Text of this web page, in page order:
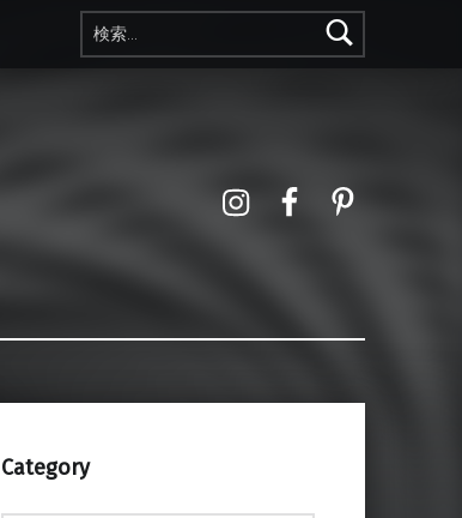
検索:
Instagram
FacebookPinterest
Category
Category